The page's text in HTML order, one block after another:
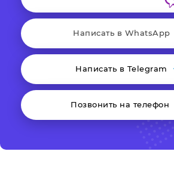
Написать в WhatsApp
Написать в Telegram
Позвонить на телефон